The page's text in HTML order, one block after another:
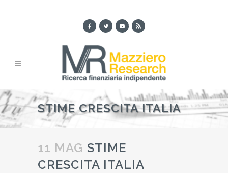
STIME CRESCITA ITALIA
11 MAG STIME
CRESCITA ITALIA